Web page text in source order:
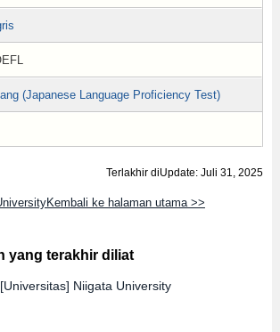
(Japanese Language Proficiency Test)
Terlakhir diUpdate: Juli 31, 2025
ke halaman utama >>
yang terakhir diliat
[Universitas] Niigata University